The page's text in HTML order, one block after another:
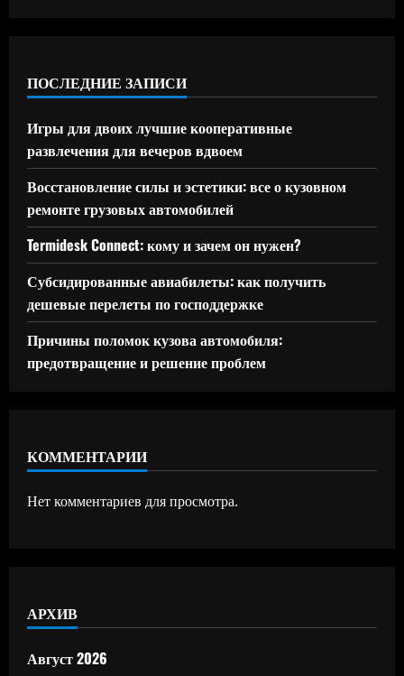
ПОСЛЕДНИЕ ЗАПИСИ
Игры для двоих лучшие кооперативные
развлечения для вечеров вдвоем
Восстановление силы и эстетики: все о кузовном
ремонте грузовых автомобилей
Termidesk Connect: кому и зачем он нужен?
Субсидированные авиабилеты: как получить
дешевые перелеты по господдержке
Причины поломок кузова автомобиля:
предотвращение и решение проблем
КОММЕНТАРИИ
Нет комментариев для просмотра.
АРХИВ
Август 2026